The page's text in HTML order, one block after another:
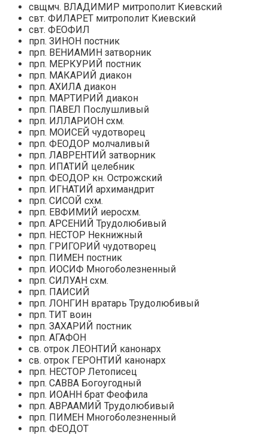
свщмч. ВЛАДИМИР митрополит Киевский
свт. ФИЛАРЕТ митрополит Киевский
свт. ФЕОФИЛ
прп. ЗИНОН постник
прп. ВЕНИАМИН затворник
прп. МЕРКУРИЙ постник
прп. МАКАРИЙ диакон
прп. АХИЛА диакон
прп. МАРТИРИЙ диакон
прп. ПАВЕЛ Послушливый
прп. ИЛЛАРИОН схм.
прп. МОИСЕЙ чудотворец
прп. ФЕОДОР молчаливый
прп. ЛАВРЕНТИЙ затворник
прп. ИПАТИЙ целебник
прп. ФЕОДОР кн. Острожский
прп. ИГНАТИЙ архимандрит
прп. СИСОЙ схм.
прп. ЕВФИМИЙ иеросхм.
прп. АРСЕНИЙ Трудолюбивый
прп. НЕСТОР Некнижный
прп. ГРИГОРИЙ чудотворец
прп. ПИМЕН постник
прп. ИОСИФ Многоболезненный
прп. СИЛУАН схм.
прп. ПАИСИЙ
прп. ЛОНГИН вратарь Трудолюбивый
прп. ТИТ воин
прп. ЗАХАРИЙ постник
прп. АГАФОН
св. отрок ЛЕОНТИЙ канонарх
св. отрок ГЕРОНТИЙ канонарх
прп. НЕСТОР Летописец
прп. САВВА Богоугодный
прп. ИОАНН брат Феофила
прп. АВРААМИЙ Трудолюбивый
прп. ПИМЕН Многоболезненный
прп. ФЕОДОТ